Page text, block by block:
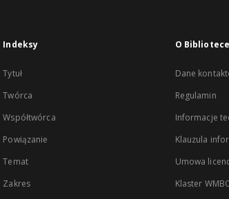
Indeksy
Tytuł
Twórca
Współtwórca
Powiązanie
Temat
Zakres
O Bibliotece
Dane
Regulamin
Informacje
Klauzula
Umowa
Klaster WMBC